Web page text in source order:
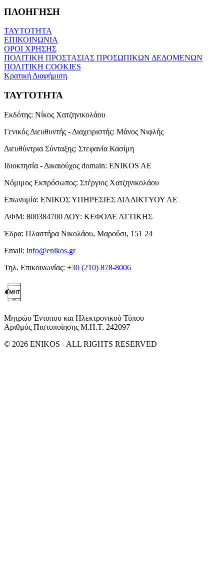
ΠΛΟΗΓΗΣΗ
ΤΑΥΤΟΤΗΤΑ
ΕΠΙΚΟΙΝΩΝΙΑ
ΟΡΟΙ ΧΡΗΣΗΣ
ΠΟΛΙΤΙΚΗ ΠΡΟΣΤΑΣΙΑΣ ΠΡΟΣΩΠΙΚΩΝ ΔΕΔΟΜΕΝΩΝ
ΠΟΛΙΤΙΚΗ COOKIES
Κρατική Διαφήμιση
ΤΑΥΤΟΤΗΤΑ
Εκδότης: Νίκος Χατζηνικολάου
Γενικός Διευθυντής - Διαχειριστής: Μάνος Νιφλής
Διευθύντρια Σύνταξης: Στεφανία Κασίμη
Ιδιοκτησία - Δικαιούχος domain: ENIKOS AE
Νόμιμος Εκπρόσωπος: Στέργιος Χατζηνικολάου
Επωνυμία: ΕΝΙΚΟΣ ΥΠΗΡΕΣΙΕΣ ΔΙΑΔΙΚΤΥΟΥ ΑΕ
ΑΦΜ: 800384700 ΔΟΥ: ΚΕΦΟΔΕ ΑΤΤΙΚΗΣ
Έδρα: Πλαστήρα Νικολάου, Μαρούσι, 151 24
Email: info@enikos.gr
Τηλ. Επικοινωνίας: +30 (210) 878-8006
Μητρώο Έντυπου και Ηλεκτρονικού Τύπου
Αριθμός Πιστοποίησης Μ.Η.Τ. 242097
© 2026 ENIKOS - ALL RIGHTS RESERVED